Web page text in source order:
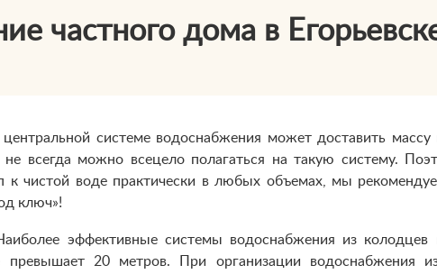
частного дома в
центральной системе водоснабжения может доставить
не всегда можно всецело полагаться на такую систему.
к чистой воде практически в любых объемах, мы
ключ»!
эффективные системы водоснабжения из колодцев
20 метров. При организации водоснабжения